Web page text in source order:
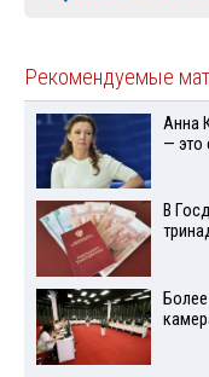
Рекомендуемые
Анна
— это
В